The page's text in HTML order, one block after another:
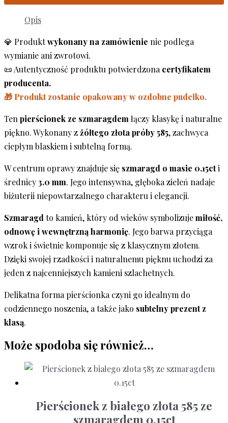
Opis
💎 Produktwykonany na zamówienie nie podlega
wymianie ani zwrotowi.
📜 Autentyczność produktu potwierdzona certyfikatem
producenta.
🎁 Produkt zostanie opakowany w ozdobne pudełko.
Ten pierścionek ze szmaragdem łączy klasykę i naturalne
piękno. Wykonany zżółtego złota próby 585, zachwyca
ciepłym blaskiem i subtelną formą.
W centrum oprawy znajduje się szmaragd o masie 0.15cti
średnicy3.0 mm. Jego intensywna, głęboka zieleń nadaje
biżuterii niepowtarzalnego charakteru i elegancji.
Szmaragd to kamień, który od wieków symbolizujemiłość,
odnowę i wewnętrzną harmonię. Jego barwa przyciąga
wzrok i świetnie komponuje się z klasycznym złotem.
Dzięki swojej rzadkości i naturalnemu pięknu uchodzi za
jeden z najcenniejszych kamieni szlachetnych.
Delikatna forma pierścionka czyni go idealnym do
codziennego noszenia, a także jako subtelny prezent z
klasą.
Może spodoba się również…
Pierścionek z białego złota 585 ze
szmaragdem 0.15ct